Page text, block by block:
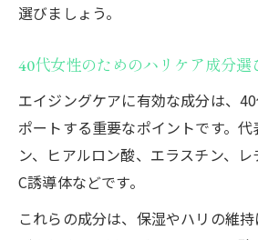
選びましょう。
40代女性のためのハリケア成分選
エイジングケアに有効な成分は、
ポートする重要なポイントです。
ン、ヒアルロン酸、エラスチン、
C誘導体などです。
これらの成分は、保湿やハリの維